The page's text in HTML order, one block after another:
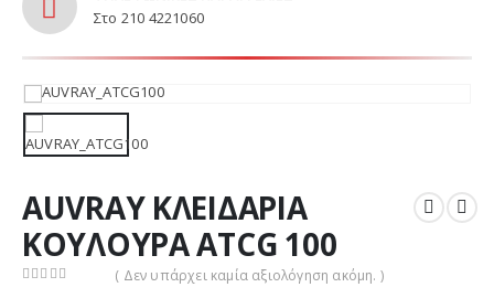
Στο 210 4221060
AUVRAY ΚΛΕΙΔΑΡΙΑ
ΚΟΥΛΟΥΡΑ ATCG 100
( Δεν υπάρχει καμία αξιολόγηση ακόμη. )